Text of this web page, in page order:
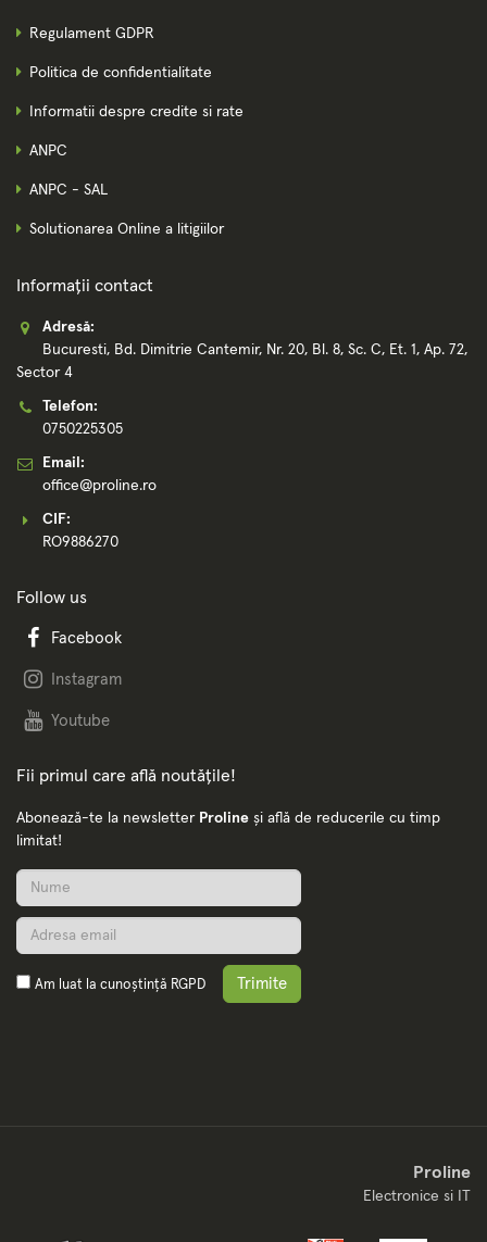
Regulament GDPR
Politica de confidentialitate
Informatii despre credite si rate
ANPC
ANPC - SAL
Solutionarea Online a litigiilor
Informații contact
Adresă:
Bucuresti, Bd. Dimitrie Cantemir, Nr. 20, Bl. 8, Sc. C, Et. 1, Ap. 72,
Sector 4
Telefon:
0750225305
Email:
office@proline.ro
CIF:
RO9886270
Follow us
Facebook
Instagram
Youtube
Fii primul care află noutățile!
Abonează-te la newsletter Proline și află de reducerile cu timp
limitat!
Am luat la cunoștință RGPD Trimite
Proline
Electronice si IT